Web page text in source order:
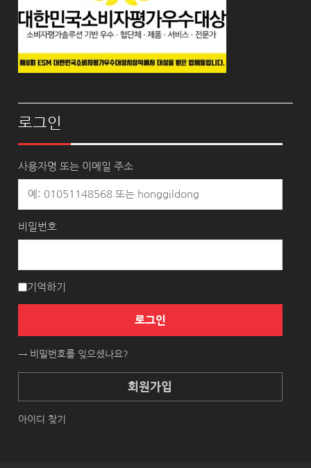
로그인
사용자명 또는 이메일 주소
비밀번호
기억하기
로그인
→ 비밀번호를 잊으셨나요?
회원가입
아이디 찾기